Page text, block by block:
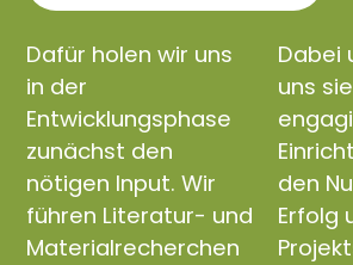
Dafür holen wir uns
in der
Entwicklungsphase
zunächst den
nötigen Input. Wir
führen Literatur- und
Materialrecherchen
Dabei
uns
den
Erfolg